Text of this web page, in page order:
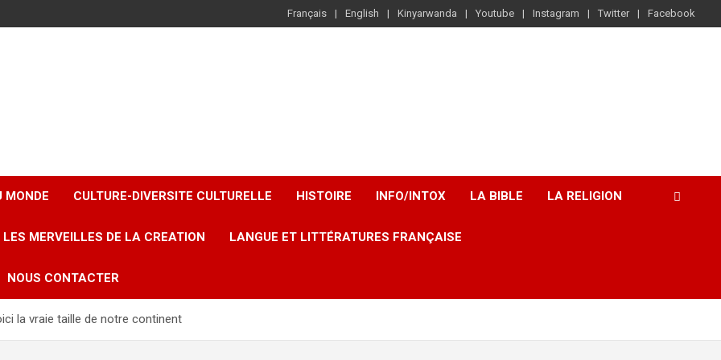
Français English Kinyarwanda Youtube Instagram Twitter Facebook
MONDE CULTURE-DIVERSITE CULTURELLE HISTOIRE INFO/INTOX LA BIBLE LA RELIGION
LES MERVEILLES DE LA CREATION LANGUE ET LITTÉRATURES FRANÇAISE
NOUS CONTACTER
la vraie taille de notre continent